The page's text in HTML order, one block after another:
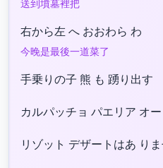
送到墳墓裡把
右から左 へ おおわら わ
今晚是最後一道菜了
手乗りの子 熊 も 踴り出す
カルパッチョ パエリア オ
リゾット デザートはあ り